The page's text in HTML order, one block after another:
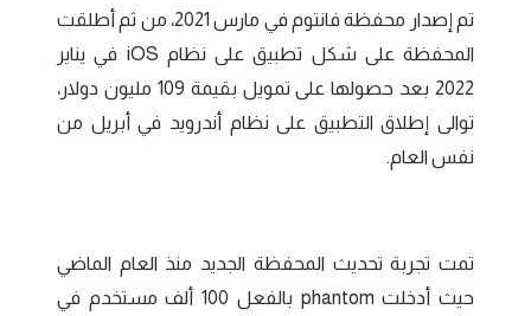
تم إصدار محفظة فانتوم في مارس 2021، من ثم أطلقت
المحفظة على شكل تطبيق على نظام iOS في يناير
2022 بعد حصولها على تمويل بقيمة 109 مليون دولار،
توالى إطلاق التطبيق على نظام أندرويد في أبريل من
نفس العام.
تمت تجربة تحديث المحفظة الجديد منذ العام الماضي
حيث أدخلت phantom بالفعل 100 ألف مستخدم في